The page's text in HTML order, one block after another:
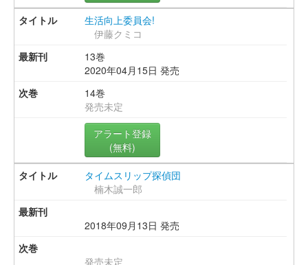
生活向上委員会!
伊藤クミコ
13巻
2020年04月15日 発売
14巻
発売未定
アラート登録
(無料)
タイムスリップ探偵団
楠木誠一郎
2018年09月13日 発売
発売未定